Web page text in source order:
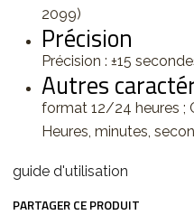
2099)
Précision
Précision : ±15
Autres
format 12/24 heures ;
Heures, minutes,
guide d'utilisation
PARTAGER CE PRODUIT